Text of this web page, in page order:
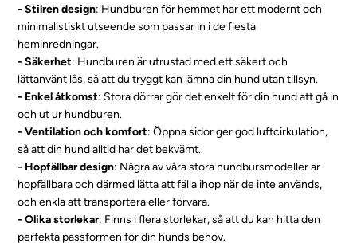
- Stilren design: Hundburen för hemmet har ett modernt och
minimalistiskt utseende som passar in i de flesta
heminredningar.
- Säkerhet: Hundburen är utrustad med ett säkert och
lättanvänt lås, så att du tryggt kan lämna din hund utan tillsyn.
- Enkel åtkomst: Stora dörrar gör det enkelt för din hund att gå in
och ut ur hundburen.
- Ventilation och komfort: Öppna sidor ger god luftcirkulation,
så att din hund alltid har det bekvämt.
- Hopfällbar design: Några av våra stora hundbursmodeller är
hopfällbara och därmed lätta att fälla ihop när de inte används,
och enkla att transportera eller förvara.
- Olika storlekar: Finns i flera storlekar, så att du kan hitta den
perfekta passformen för din hunds behov.